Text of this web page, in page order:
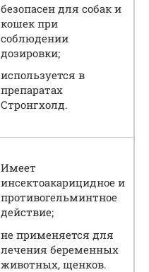
безопасен для собак и
кошек при
соблюдении
дозировки;
используется в
препаратах
Стронгхолд.
Имеет
инсектоакарицидное и
противогельминтное
действие;
не применяется для
лечения беременных
животных, щенков.